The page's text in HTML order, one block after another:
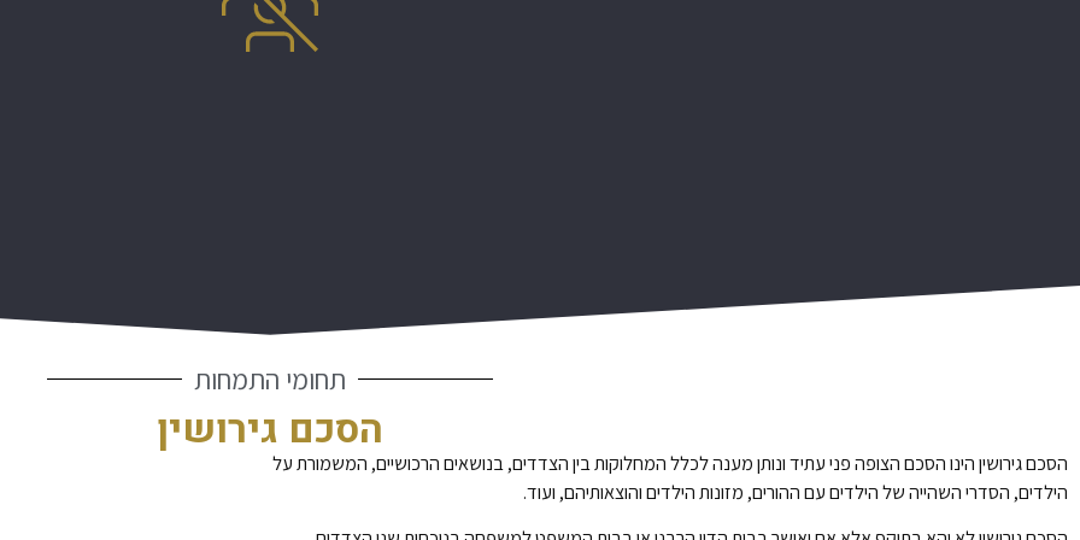
המלצות
תחומי התמחות
הסכם גירושין
הסכם גירושין הינו הסכם הצופה פני עתיד ונותן מענה לכלל המחלוקות בין הצדדים, בנושאים הרכושיים, המשמורת על
הילדים, הסדרי השהייה של הילדים עם ההורים, מזונות הילדים והוצאותיהם, ועוד.